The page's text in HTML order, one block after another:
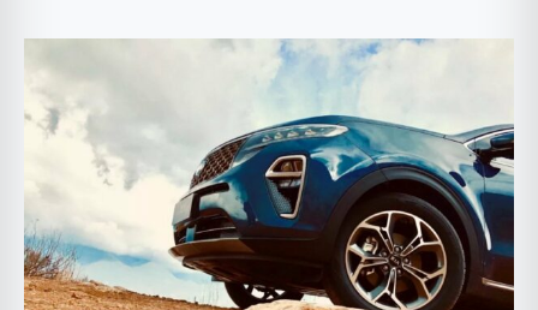
Kia
KX5
arată
Sportage
made